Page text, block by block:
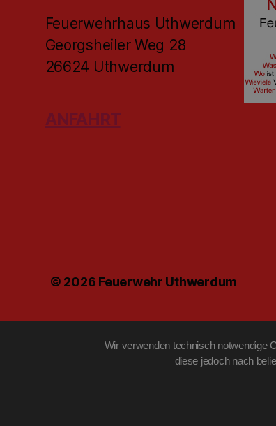
Feuerwehrhaus Uthwerdum
Georgsheiler Weg 28
26624 Uthwerdum
ANFAHRT
© 2026 Feuerwehr Uthwerdum
Wir verwenden technisch notwendige
diese jedoch nach